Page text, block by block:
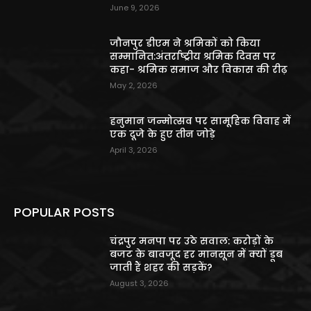
June 9, 2026
जौनपुर डीएम ने श्रमिकों को किया
सम्मानित:अंतर्राष्ट्रीय श्रमिक दिवस पर
कहा- श्रमिक समाज और विकास की रीढ़
May 2, 2026
हनुमान जन्मोत्सव पर सामूहिक विवाह में
एक दूजे के हुए तीन जोड़े
April 3, 2026
POPULAR POSTS
चंद्रपुर मनपा पर उठे सवाल: करोड़ों के
बजट के बावजूद हर मानसून में क्यों डूब
जाती हैं शहर की सड़कें?
August 3, 2026